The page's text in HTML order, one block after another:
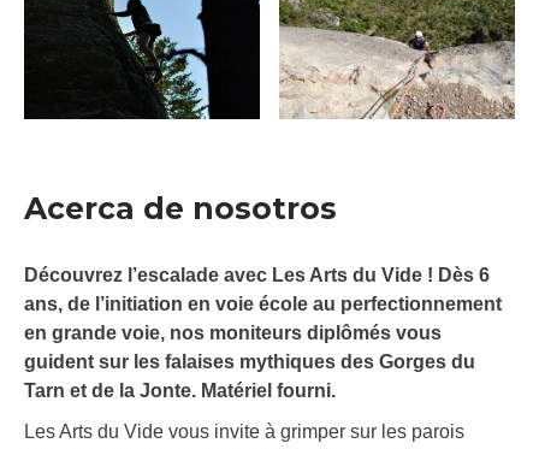
Acerca de nosotros
Découvrez l’escalade avec Les Arts du Vide ! Dès 6
ans, de l’initiation en voie école au perfectionnement
en grande voie, nos moniteurs diplômés vous
guident sur les falaises mythiques des Gorges du
Tarn et de la Jonte. Matériel fourni.
Les Arts du Vide vous invite à grimper sur les parois